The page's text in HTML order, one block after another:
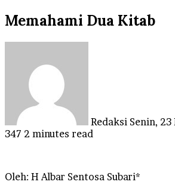
Memahami Dua Kitab
Redaksi Senin,
347 2 minutes read
Oleh: H Albar Sentosa Subari*